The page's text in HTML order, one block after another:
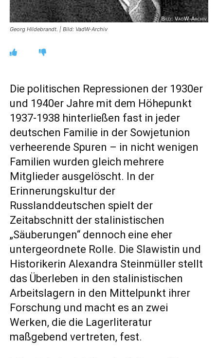
Georg Hildebrandt. | Bild: VadW-Archiv
Die politischen Repressionen der 1930er
und 1940er Jahre mit dem Höhepunkt
1937-1938 hinterließen fast in jeder
deutschen Familie in der Sowjetunion
verheerende Spuren – in nicht wenigen
Familien wurden gleich mehrere
Mitglieder ausgelöscht. In der
Erinnerungskultur der
Russlanddeutschen spielt der
Zeitabschnitt der stalinistischen
„Säuberungen“ dennoch eine eher
untergeordnete Rolle. Die Slawistin und
Historikerin Alexandra Steinmüller stellt
das Überleben in den stalinistischen
Arbeitslagern in den Mittelpunkt ihrer
Forschung und macht es an zwei
Werken, die die Lagerliteratur
maßgebend vertreten, fest.